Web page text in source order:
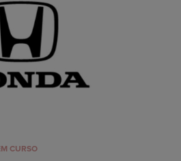
CURSO